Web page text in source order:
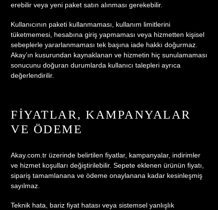
erebilir veya yeni paket satın alınması gerekebilir.
Kullanıcının paketi kullanmaması, kullanım limitlerini
tüketmemesi, hesabına giriş yapmaması veya hizmetten kişisel
sebeplerle yararlanmaması tek başına iade hakkı doğurmaz.
Akay’ın kusurundan kaynaklanan ve hizmetin hiç sunulamaması
sonucunu doğuran durumlarda kullanıcı talepleri ayrıca
değerlendirilir.
FIYATLAR, KAMPANYALAR
VE ÖDEME
Akay.com.tr üzerinde belirtilen fiyatlar, kampanyalar, indirimler
ve hizmet koşulları değiştirilebilir. Sepete eklenen ürünün fiyatı,
sipariş tamamlanana ve ödeme onaylanana kadar kesinleşmiş
sayılmaz.
Teknik hata, bariz fiyat hatası veya sistemsel yanlışlık